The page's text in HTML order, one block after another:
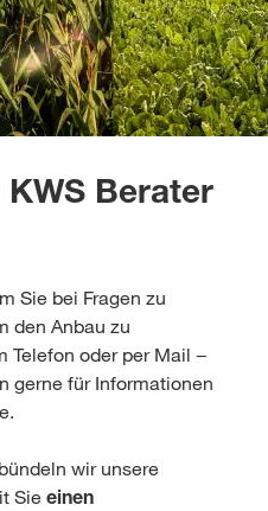
KWS Berater
Sie bei Fragen zu
den Anbau zu
Telefon oder per Mail −
gerne für Informationen
wir unsere
Sie einen